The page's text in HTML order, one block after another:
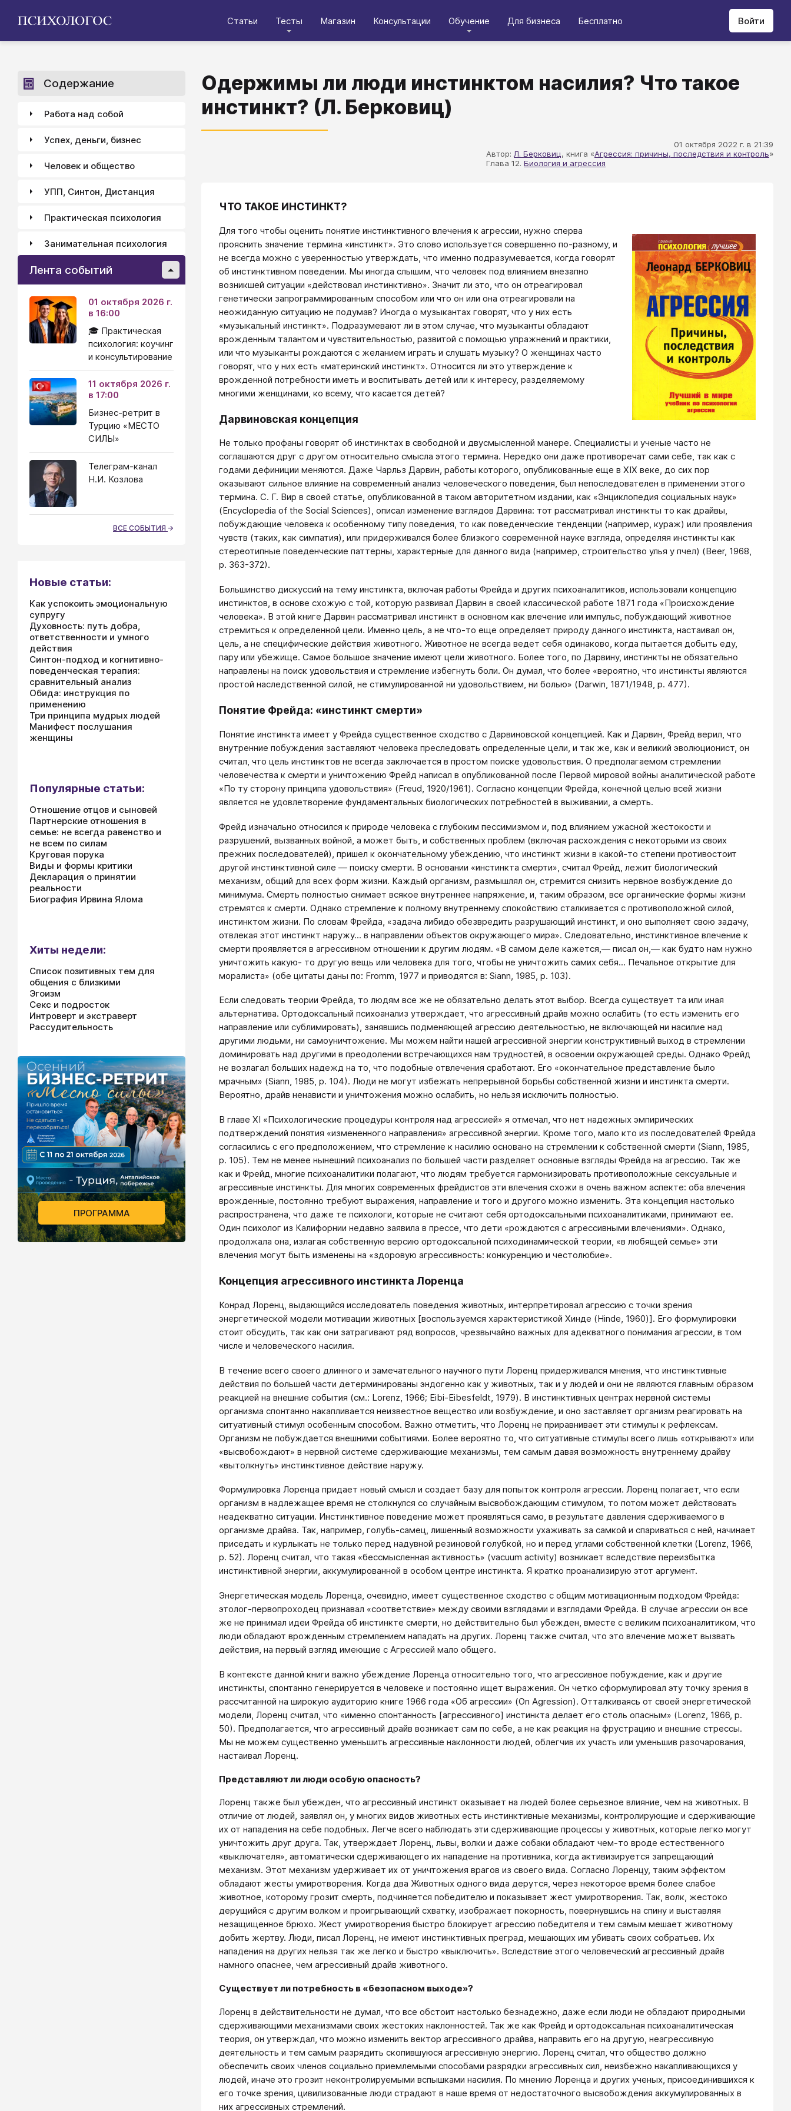
Статьи Тесты Магазин Консультации Обучение Для бизнеса Бесплатно Войти
Одержимы ли люди инстинктом насилия? Что такое
инстинкт? (Л. Берковиц)
01 октября 2022 г. в 21:39
Автор: Л. Берковиц, книга «Агрессия: причины, последствия и контроль»
Глава 12. Биология и агрессия
ЧТО ТАКОЕ ИНСТИНКТ?
Для того чтобы оценить понятие инстинктивного влечения к агрессии, нужно сперва
прояснить значение термина «инстинкт». Это слово используется совершенно по-разному, и
не всегда можно с уверенностью утверждать, что именно подразумевается, когда говорят
об инстинктивном поведении. Мы иногда слышим, что человек под влиянием внезапно
возникшей ситуации «действовал инстинктивно». Значит ли это, что он отреагировал
генетически запрограммированным способом или что он или она отреагировали на
неожиданную ситуацию не подумав? Иногда о музыкантах говорят, что у них есть
«музыкальный инстинкт». Подразумевают ли в этом случае, что музыканты обладают
врожденным талантом и чувствительностью, развитой с помощью упражнений и практики,
или что музыканты рождаются с желанием играть и слушать музыку? О женщинах часто
говорят, что у них есть «материнский инстинкт». Относится ли это утверждение к
врожденной потребности иметь и воспитывать детей или к интересу, разделяемому
многими женщинами, ко всему, что касается детей?
Дарвиновская концепция
Не только профаны говорят об инстинктах в свободной и двусмысленной манере. Специалисты и ученые часто не
соглашаются друг с другом относительно смысла этого термина. Нередко они даже противоречат сами себе, так как с
годами дефиниции меняются. Даже Чарльз Дарвин, работы которого, опубликованные еще в XIX веке, до сих пор
оказывают сильное влияние на современный анализ человеческого поведения, был непоследователен в применении этого
термина. С. Г. Вир в своей статье, опубликованной в таком авторитетном издании, как «Энциклопедия социальных наук»
(Encyclopedia of the Social Sciences), описал изменение взглядов Дарвина: тот рассматривал инстинкты то как драйвы,
побуждающие человека к особенному типу поведения, то как поведенческие тенденции (например, кураж) или проявления
чувств (таких, как симпатия), или придерживался более близкого современной науке взгляда, определяя инстинкты как
стереотипные поведенческие паттерны, характерные для данного вида (например, строительство улья у пчел) (Вeer, 1968,
р. 363-372).
Большинство дискуссий на тему инстинкта, включая работы Фрейда и других психоаналитиков, использовали концепцию
инстинктов, в основе схожую с той, которую развивал Дарвин в своей классической работе 1871 года «Происхождение
человека». В этой книге Дарвин рассматривал инстинкт в основном как влечение или импульс, побуждающий животное
стремиться к определенной цели. Именно цель, а не что-то еще определяет природу данного инстинкта, настаивал он,
цель, а не специфические действия животного. Животное не всегда ведет себя одинаково, когда пытается добыть еду,
пару или убежище. Самое большое значение имеют цели животного. Более того, по Дарвину, инстинкты не обязательно
направлены на поиск удовольствия и стремление избегнуть боли. Он думал, что более «вероятно, что инстинкты являются
простой наследственной силой, не стимулированной ни удовольствием, ни болью» (Darwin, 1871/1948, р. 477).
Понятие Фрейда: «инстинкт смерти»
Понятие инстинкта имеет у Фрейда существенное сходство с Дарвиновской концепцией. Как и Дарвин, Фрейд верил, что
внутренние побуждения заставляют человека преследовать определенные цели, и так же, как и великий эволюционист, он
считал, что цель инстинктов не всегда заключается в простом поиске удовольствия. О предполагаемом стремлении
человечества к смерти и уничтожению Фрейд написал в опубликованной после Первой мировой войны аналитической работе
«По ту сторону принципа удовольствия» (Freud, 1920/1961). Согласно концепции Фрейда, конечной целью всей жизни
является не удовлетворение фундаментальных биологических потребностей в выживании, а смерть.
Фрейд изначально относился к природе человека с глубоким пессимизмом и, под влиянием ужасной жестокости и
разрушений, вызванных войной, а может быть, и собственных проблем (включая расхождения с некоторыми из своих
прежних последователей), пришел к окончательному убеждению, что инстинкт жизни в какой-то степени противостоит
другой инстинктивной силе — поиску смерти. В основании «инстинкта смерти», считал Фрейд, лежит биологический
механизм, общий для всех форм жизни. Каждый организм, размышлял он, стремится снизить нервное возбуждение до
минимума. Смерть полностью снимает всякое внутреннее напряжение, и, таким образом, все органические формы жизни
стремятся к смерти. Однако стремление к полному внутреннему спокойствию сталкивается с противоположной силой,
инстинктом жизни. По словам Фрейда, «задача либидо обезвредить разрушающий инстинкт, и оно выполняет свою задачу,
отвлекая этот инстинкт наружу... в направлении объектов окружающего мира». Следовательно, инстинктивное влечение к
смерти проявляется в агрессивном отношении к другим людям. «В самом деле кажется,— писал он,— как будто нам нужно
уничтожить какую- то другую вещь или человека для того, чтобы не уничтожить самих себя... Печальное открытие для
моралиста» (обе цитаты даны по: Fromm, 1977 и приводятся в: Siann, 1985, р. 103).
Если следовать теории Фрейда, то людям все же не обязательно делать этот выбор. Всегда существует та или иная
альтернатива. Ортодоксальный психоанализ утверждает, что агрессивный драйв можно ослабить (то есть изменить его
направление или сублимировать), занявшись подменяющей агрессию деятельностью, не включающей ни насилие над
другими людьми, ни самоуничтожение. Мы можем найти нашей агрессивной энергии конструктивный выход в стремлении
доминировать над другими в преодолении встречающихся нам трудностей, в освоении окружающей среды. Однако Фрейд
не возлагал больших надежд на то, что подобные отвлечения сработают. Его «окончательное представление было
мрачным» (Siann, 1985, р. 104). Люди не могут избежать непрерывной борьбы собственной жизни и инстинкта смерти.
Вероятно, драйв ненависти и уничтожения можно ослабить, но нельзя исключить полностью.
В главе XI «Психологические процедуры контроля над агрессией» я отмечал, что нет надежных эмпирических
подтверждений понятия «измененного направления» агрессивной энергии. Кроме того, мало кто из последователей Фрейда
согласились с его предположением, что стремление к насилию основано на стремлении к собственной смерти (Siann, 1985,
р. 105). Тем не менее нынешний психоанализ по большей части разделяет основные взгляды Фрейда на агрессию. Так же
как и Фрейд, многие психоаналитики полагают, что людям требуется гармонизировать противоположные сексуальные и
агрессивные инстинкты. Для многих современных фрейдистов эти влечения схожи в очень важном аспекте: оба влечения
врожденные, постоянно требуют выражения, направление и того и другого можно изменить. Эта концепция настолько
распространена, что даже те психологи, которые не считают себя ортодоксальными психоаналитиками, принимают ее.
Один психолог из Калифорнии недавно заявила в прессе, что дети «рождаются с агрессивными влечениями». Однако,
продолжала она, излагая собственную версию ортодоксальной психодинамической теории, «в любящей семье» эти
влечения могут быть изменены на «здоровую агрессивность: конкуренцию и честолюбие».
Концепция агрессивного инстинкта Лоренца
Конрад Лоренц, выдающийся исследователь поведения животных, интерпретировал агрессию с точки зрения
энергетической модели мотивации животных [воспользуемся характеристикой Хинде (Hinde, 1960)]. Его формулировки
стоит обсудить, так как они затрагивают ряд вопросов, чрезвычайно важных для адекватного понимания агрессии, в том
числе и человеческого насилия.
В течение всего своего длинного и замечательного научного пути Лоренц придерживался мнения, что инстинктивные
действия по большей части детерминированы эндогенно как у животных, так и у людей и они не являются главным образом
реакцией на внешние события (см.: Lorenz, 1966; Eibi-Eibesfeldt, 1979). В инстинктивных центрах нервной системы
организма спонтанно накапливается неизвестное вещество или возбуждение, и оно заставляет организм реагировать на
ситуативный стимул особенным способом. Важно отметить, что Лоренц не приравнивает эти стимулы к рефлексам.
Организм не побуждается внешними событиями. Более вероятно то, что ситуативные стимулы всего лишь «открывают» или
«высвобождают» в нервной системе сдерживающие механизмы, тем самым давая возможность внутреннему драйву
«вытолкнуть» инстинктивное действие наружу.
Формулировка Лоренца придает новый смысл и создает базу для попыток контроля агрессии. Лоренц полагает, что если
организм в надлежащее время не столкнулся со случайным высвобождающим стимулом, то потом может действовать
неадекватно ситуации. Инстинктивное поведение может проявляться само, в результате давления сдерживаемого в
организме драйва. Так, например, голубь-самец, лишенный возможности ухаживать за самкой и спариваться с ней, начинает
приседать и курлыкать не только перед надувной резиновой голубкой, но и перед углами собственной клетки (Lorenz, 1966,
р. 52). Лоренц считал, что такая «бессмысленная активность» (vacuum activity) возникает вследствие переизбытка
инстинктивной энергии, аккумулированной в особом центре инстинкта. Я кратко проанализирую этот аргумент.
Энергетическая модель Лоренца, очевидно, имеет существенное сходство с общим мотивационным подходом Фрейда:
этолог-первопроходец признавал «соответствие» между своими взглядами и взглядами Фрейда. В случае агрессии он все
же не принимал идеи Фрейда об инстинкте смерти, но действительно был убежден, вместе с великим психоаналитиком, что
люди обладают врожденным стремлением нападать на других. Лоренц также считал, что это влечение может вызвать
действия, на первый взгляд имеющие с Агрессией мало общего.
В контексте данной книги важно убеждение Лоренца относительно того, что агрессивное побуждение, как и другие
инстинкты, спонтанно генерируется в человеке и постоянно ищет выражения. Он четко сформулировал эту точку зрения в
рассчитанной на широкую аудиторию книге 1966 года «Об агрессии» (On Agression). Отталкиваясь от своей энергетической
модели, Лоренц считал, что «именно спонтанность [агрессивного] инстинкта делает его столь опасным» (Lorenz, 1966, р.
50). Предполагается, что агрессивный драйв возникает сам по себе, а не как реакция на фрустрацию и внешние стрессы.
Мы не можем существенно уменьшить агрессивные наклонности людей, облегчив их участь или уменьшив разочарования,
настаивал Лоренц.
Представляют ли люди особую опасность?
Лоренц также был убежден, что агрессивный инстинкт оказывает на людей более серьезное влияние, чем на животных. В
отличие от людей, заявлял он, у многих видов животных есть инстинктивные механизмы, контролирующие и сдерживающие
их от нападения на себе подобных. Легче всего наблюдать эти сдерживающие процессы у животных, которые легко могут
уничтожить друг друга. Так, утверждает Лоренц, львы, волки и даже собаки обладают чем-то вроде естественного
«выключателя», автоматически сдерживающего их нападение на противника, когда активизируется запрещающий
механизм. Этот механизм удерживает их от уничтожения врагов из своего вида. Согласно Лоренцу, таким эффектом
обладают жесты умиротворения. Когда два Животных одного вида дерутся, через некоторое время более слабое
животное, которому грозит смерть, подчиняется победителю и показывает жест умиротворения. Так, волк, жестоко
дерущийся с другим волком и проигрывающий схватку, изображает покорность, повернувшись на спину и выставляя
незащищенное брюхо. Жест умиротворения быстро блокирует агрессию победителя и тем самым мешает животному
добить жертву. Люди, писал Лоренц, не имеют инстинктивных преград, мешающих им убивать своих собратьев. Их
нападения на других нельзя так же легко и быстро «выключить». Вследствие этого человеческий агрессивный драйв
намного опаснее, чем агрессивный драйв животного.
Существует ли потребность в «безопасном выходе»?
Лоренц в действительности не думал, что все обстоит настолько безнадежно, даже если люди не обладают природными
сдерживающими механизмами своих жестоких наклонностей. Так же как Фрейд и ортодоксальная психоаналитическая
теория, он утверждал, что можно изменить вектор агрессивного драйва, направить его на другую, неагрессивную
деятельность и тем самым разрядить скопившуюся агрессивную энергию. Лоренц считал, что общество должно
обеспечить своих членов социально приемлемыми способами разрядки агрессивных сил, неизбежно накапливающихся у
людей, иначе это грозит неконтролируемыми вспышками насилия. По мнению Лоренца и других ученых, присоединившихся к
его точке зрения, цивилизованные люди страдают в наше время от недостаточного высвобождения аккумулированных в
них агрессивных стремлений.
Содержание
Работа над собой
Успех, деньги, бизнес
Человек и общество
УПП, Синтон, Дистанция
Практическая психология
Занимательная психология
Лента событий
01 октября 2026 г.
в 16:00
🎓 Практическая
психология: коучинг
и консультирование
11 октября 2026 г.
в 17:00
Бизнес-ретрит в
Турцию «МЕСТО
СИЛЫ»
Телеграм-канал
Н.И. Козлова
ВСЕ СОБЫТИЯ
Новые статьи:
Как успокоить эмоциональную
супругу
Духовность: путь добра,
ответственности и умного
действия
Синтон-подход и когнитивно-
поведенческая терапия:
сравнительный анализ
Обида: инструкция по
применению
Три принципа мудрых людей
Манифест послушания
женщины
Популярные статьи:
Отношение отцов и сыновей
Партнерские отношения в
семье: не всегда равенство и
не всем по силам
Круговая порука
Виды и формы критики
Декларация о принятии
реальности
Биография Ирвина Ялома
Хиты недели:
Список позитивных тем для
общения с близкими
Эгоизм
Секс и подросток
Интроверт и экстраверт
Рассудительность
ПРОГРАММА